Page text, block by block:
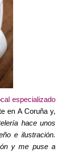
especializado
en A Coruña y,
hace unos
e ilustración.
y me puse a